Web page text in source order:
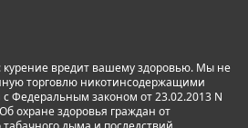
курение вредит вашему здоровью. Мы не
торговлю никотинсодержащими
Федеральным законом от 23.02.2013 N
охране здоровья граждан от